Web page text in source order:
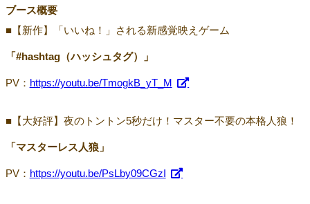
ブース概要
■【新作】「いいね！」される新感覚映えゲーム
「#hashtag（ハッシュタグ）」
PV： https://youtu.be/TmogkB_yT_M
■【大好評】夜のトントン5秒だけ！マスター不要の本格人狼！
「マスターレス人狼」
PV： https://youtu.be/PsLby09CGzI